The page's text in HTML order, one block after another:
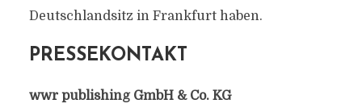
Deutschlandsitz in Frankfurt haben.
PRESSEKONTAKT
wwr publishing GmbH & Co. KG